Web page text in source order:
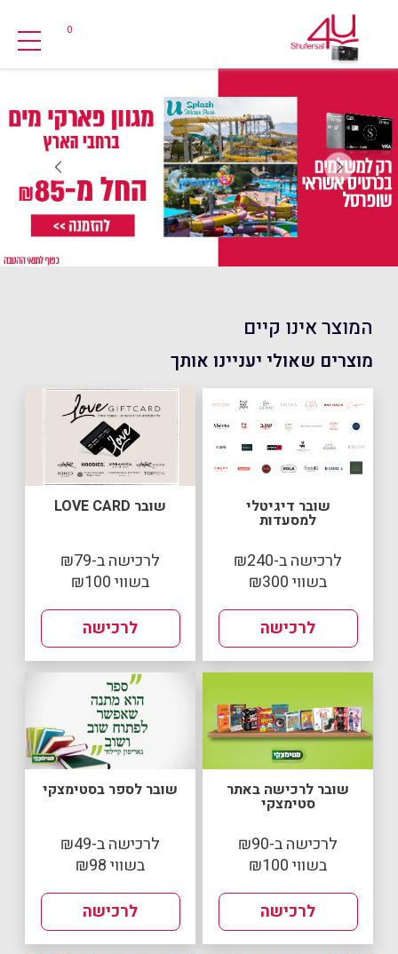
0
המוצר אינו קיים
מוצרים שאולי יעניינו אותך
שובר דיגיטלי
למסעדות
לרכישה ב-₪240
בשווי ₪300
לרכישה
שובר LOVE CARD
לרכישה ב-₪79
בשווי ₪100
לרכישה
שובר לרכישה באתר
סטימצקי
לרכישה ב-₪90
בשווי ₪100
לרכישה
שובר לספר בסטימצקי
לרכישה ב-₪49
בשווי ₪98
לרכישה